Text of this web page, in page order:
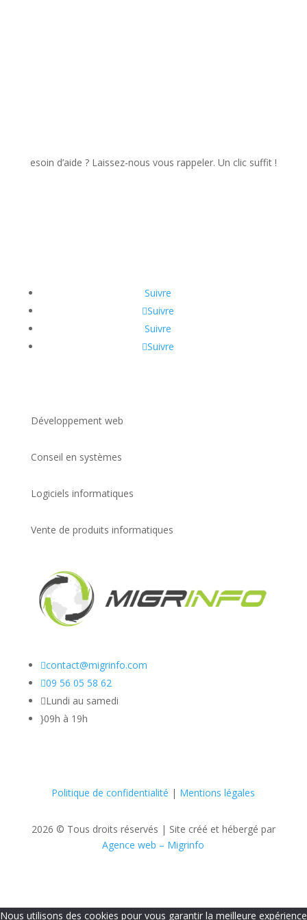
d’aide ? Laissez-nous vous rappeler. Un clic suffit !
Suivre
Suivre
Suivre
Suivre
Développement web
Conseil en systèmes
Logiciels informatiques
Vente de produits informatiques
contact@migrinfo.com
09 56 05 58 62
Lundi au samedi
}09h à 19h
Politique de confidentialité | Mentions légales
2026 © Tous droits réservés | Site créé et hébergé par
Agence web – Migrinfo
Nous utilisons des cookies pour vous garantir la meilleure expérience